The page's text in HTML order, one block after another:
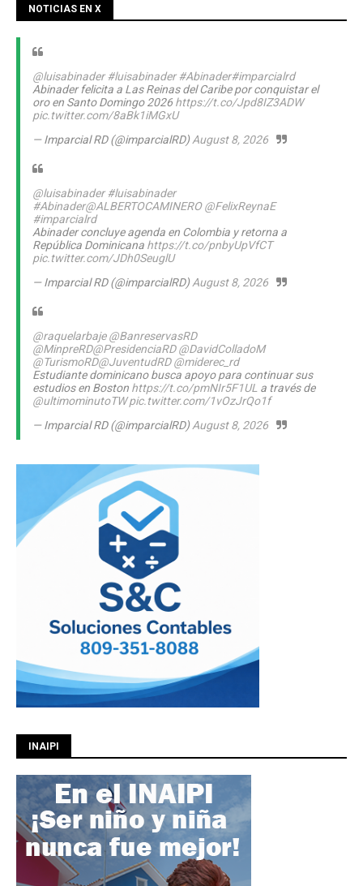
NOTICIAS EN X
@luisabinader #luisabinader #Abinader#imparcialrd
Abinader felicita a Las Reinas del Caribe por conquistar el
oro en Santo Domingo 2026 https://t.co/Jpd8IZ3ADW
pic.twitter.com/8aBk1iMGxU
— Imparcial RD (@imparcialRD)August 8, 2026
@luisabinader #luisabinader
#Abinader@ALBERTOCAMINERO @FelixReynaE
#imparcialrd
Abinader concluye agenda en Colombia y retorna a
República Dominicana https://t.co/pnbyUpVfCT
pic.twitter.com/JDh0SeuglU
— Imparcial RD (@imparcialRD)August 8, 2026
@raquelarbaje @BanreservasRD
@MinpreRD@PresidenciaRD @DavidColladoM
@TurismoRD@JuventudRD @miderec_rd
Estudiante dominicano busca apoyo para continuar sus
estudios en Boston https://t.co/pmNIr5F1UL a través de
@ultimominutoTW pic.twitter.com/1vOzJrQo1f
— Imparcial RD (@imparcialRD)August 8, 2026
INAIPI